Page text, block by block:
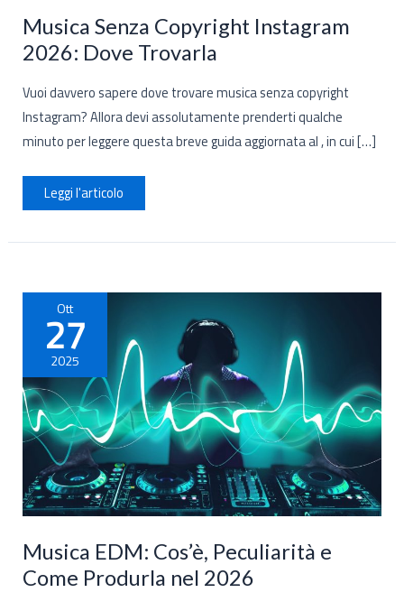
Musica Senza Copyright Instagram
2026: Dove Trovarla
Vuoi davvero sapere dove trovare musica senza copyright
Instagram? Allora devi assolutamente prenderti qualche
minuto per leggere questa breve guida aggiornata al , in cui […]
Musica
Senza
Copyright
2026:
Leggi l'articolo
Ott
27
2025
Musica EDM: Cos’è, Peculiarità e
Come Produrla nel 2026